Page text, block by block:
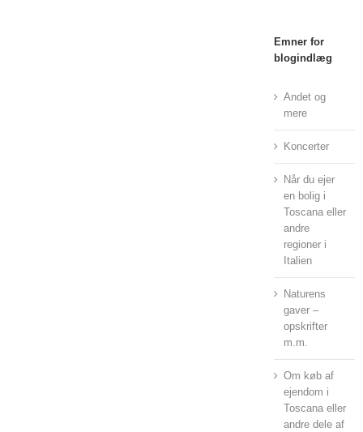
Emner for
blogindlæg
Andet og
mere
Koncerter
Når du ejer
en bolig i
Toscana eller
andre
regioner i
Italien
Naturens
gaver –
opskrifter
m.m.
Om køb af
ejendom i
Toscana eller
andre dele af